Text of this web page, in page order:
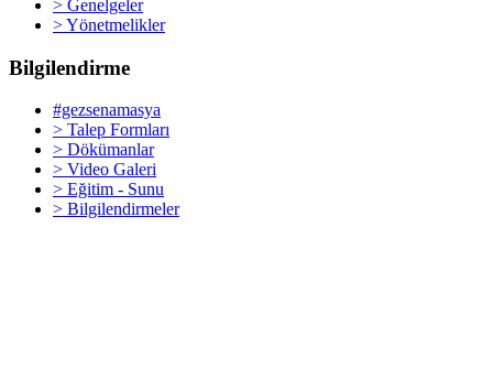
> Genelgeler
> Yönetmelikler
Bilgilendirme
#gezsenamasya
> Talep Formları
> Dökümanlar
> Video Galeri
> Eğitim - Sunu
> Bilgilendirmeler